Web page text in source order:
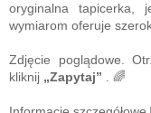
oryginalna tapicerka,
wymiarom oferuje
Zdjęcie poglądowe.
kliknij „Zapytaj” . 🌈